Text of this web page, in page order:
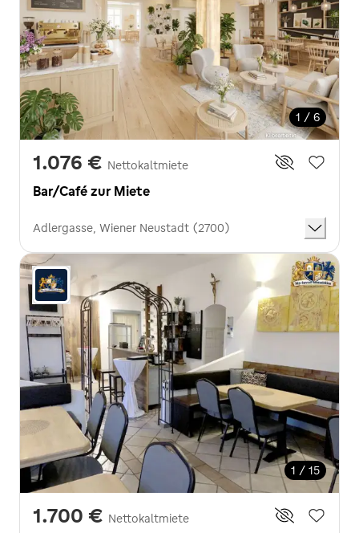
1 / 6
1.076 € Nettokaltmiete
Bar/Café zur Miete
Adlergasse, Wiener Neustadt (2700)
1 / 15
1.700 € Nettokaltmiete